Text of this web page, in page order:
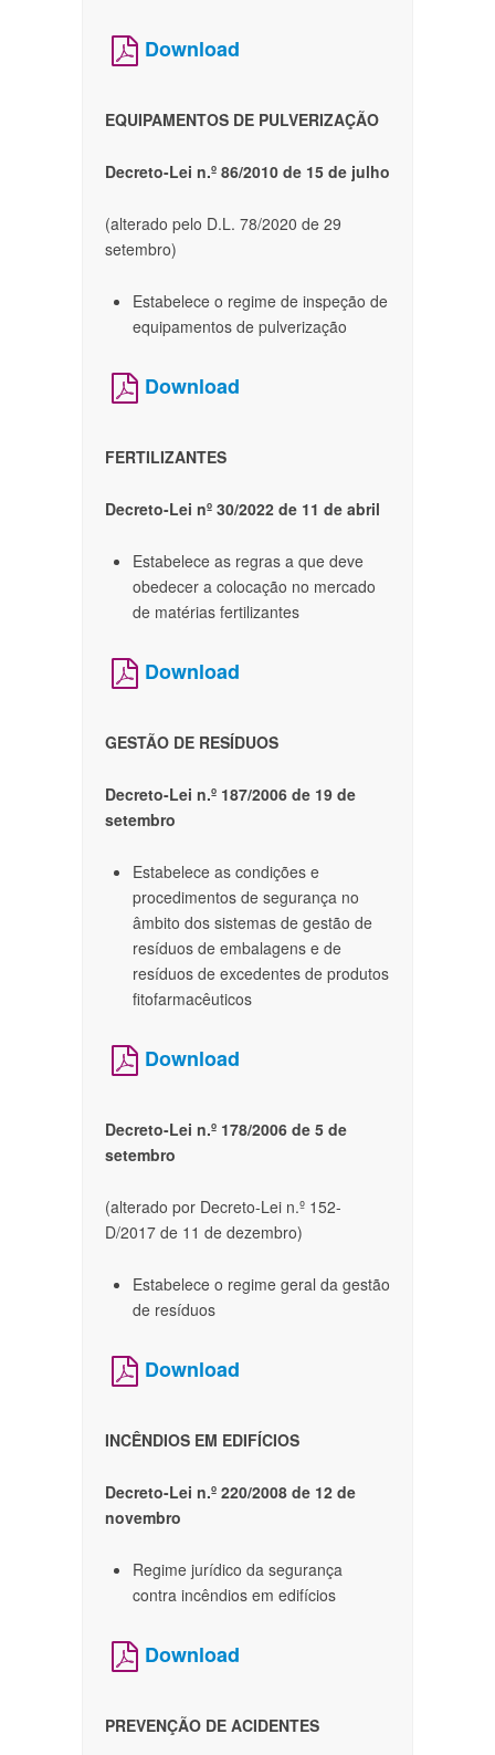
Download
EQUIPAMENTOS DE PULVERIZAÇÃO
Decreto-Lei n.º 86/2010 de 15 de julho
(alterado pelo D.L. 78/2020 de 29
setembro)
Estabelece o regime de inspeção de
equipamentos de pulverização
Download
FERTILIZANTES
Decreto-Lei nº 30/2022 de 11 de abril
Estabelece as regras a que deve
obedecer a colocação no mercado
de matérias fertilizantes
Download
GESTÃO DE RESÍDUOS
Decreto-Lei n.º 187/2006 de 19 de
setembro
Estabelece as condições e
procedimentos de segurança no
âmbito dos sistemas de gestão de
resíduos de embalagens e de
resíduos de excedentes de produtos
fitofarmacêuticos
Download
Decreto-Lei n.º 178/2006 de 5 de
setembro
(alterado por Decreto-Lei n.º 152-
D/2017 de 11 de dezembro)
Estabelece o regime geral da gestão
de resíduos
Download
INCÊNDIOS EM EDIFÍCIOS
Decreto-Lei n.º 220/2008 de 12 de
novembro
Regime jurídico da segurança
contra incêndios em edifícios
Download
PREVENÇÃO DE ACIDENTES